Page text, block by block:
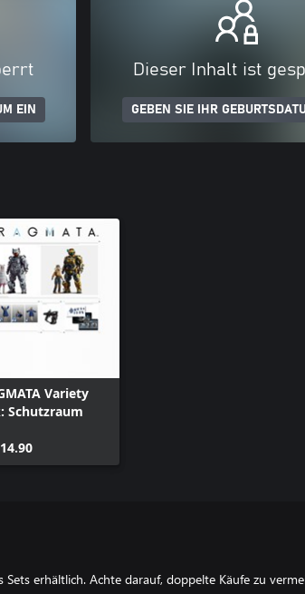
EIN
Dieser Inhalt ist
GEBEN SIE IHR
Variety
Schutzraum
Sets erhältlich. Achte darauf, doppelte Käufe zu